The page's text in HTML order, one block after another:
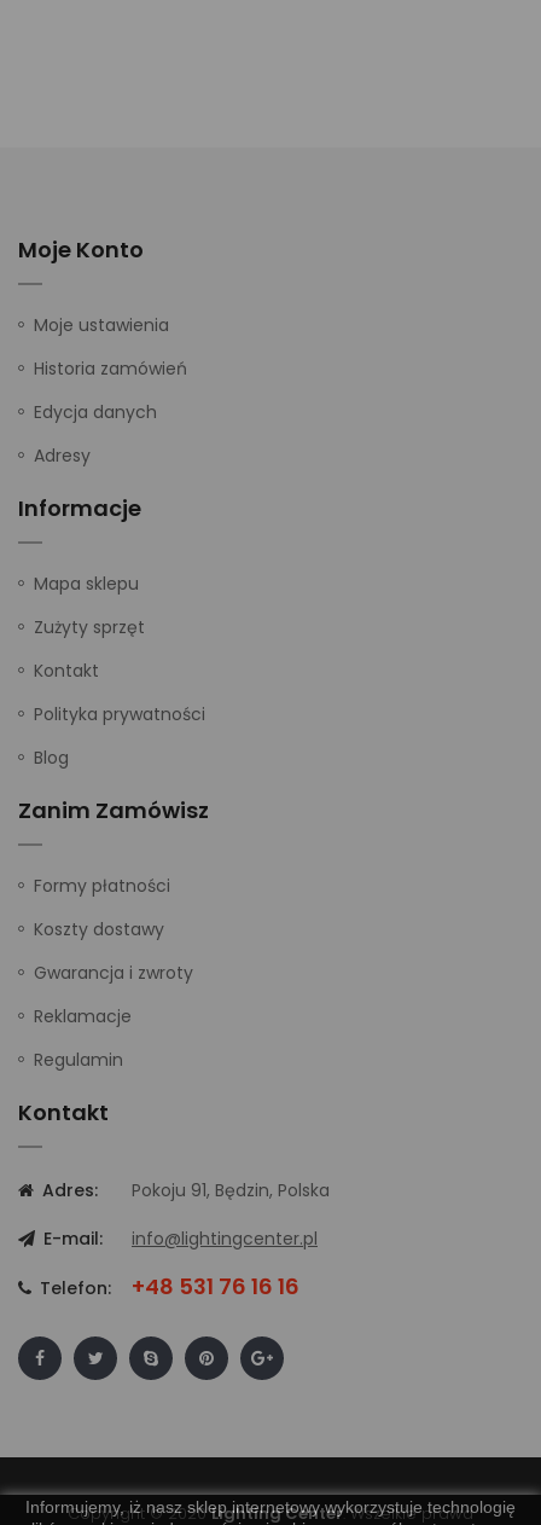
Informujemy, iż nasz sklep internetowy wykorzystuje technologię
Moje Konto
Moje ustawienia
Historia zamówień
Edycja danych
Adresy
Informacje
Mapa sklepu
Zużyty sprzęt
Kontakt
Polityka prywatności
Blog
Zanim Zamówisz
Formy płatności
Koszty dostawy
Gwarancja i zwroty
Reklamacje
Regulamin
Kontakt
Adres:
Pokoju 91, Będzin, Polska
E-mail:
info@lightingcenter.pl
Telefon: +48 531 76 16 16
Copyright © 2020Lighting Center. Wszelkie prawa